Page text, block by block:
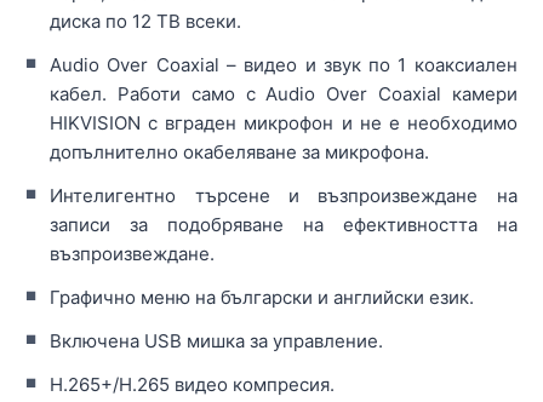
диска по 12 TB всеки.
Audio Over Coaxial – видео и звук по 1 коаксиален
кабел. Работи само с Audio Over Coaxial камери
HIKVISION с вграден микрофон и не е необходимо
допълнително окабеляване за микрофона.
Интелигентно търсене и възпроизвеждане на
записи за подобряване на ефективността на
възпроизвеждане.
Графично меню на български и английски език.
Включена USB мишка за управление.
H.265+/H.265 видео компресия.